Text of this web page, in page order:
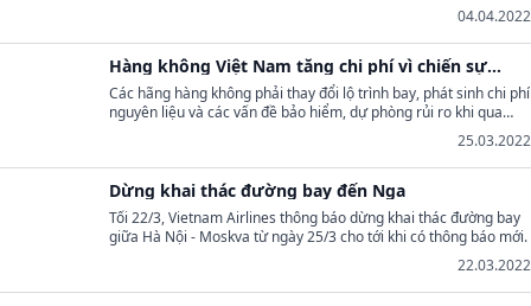
04.04.2022
Hàng không Việt Nam tăng chi phí vì chiến sự
Ukraine
Các hãng hàng không phải thay đổi lộ trình bay, phát sinh chi phí
nguyên liệu và các vấn đề bảo hiểm, dự phòng rủi ro khi qua
25.03.2022
Dừng khai thác đường bay đến Nga
Tối 22/3, Vietnam Airlines thông báo dừng khai thác đường bay
giữa Hà Nội - Moskva từ ngày 25/3 cho tới khi có thông báo mới.
22.03.2022